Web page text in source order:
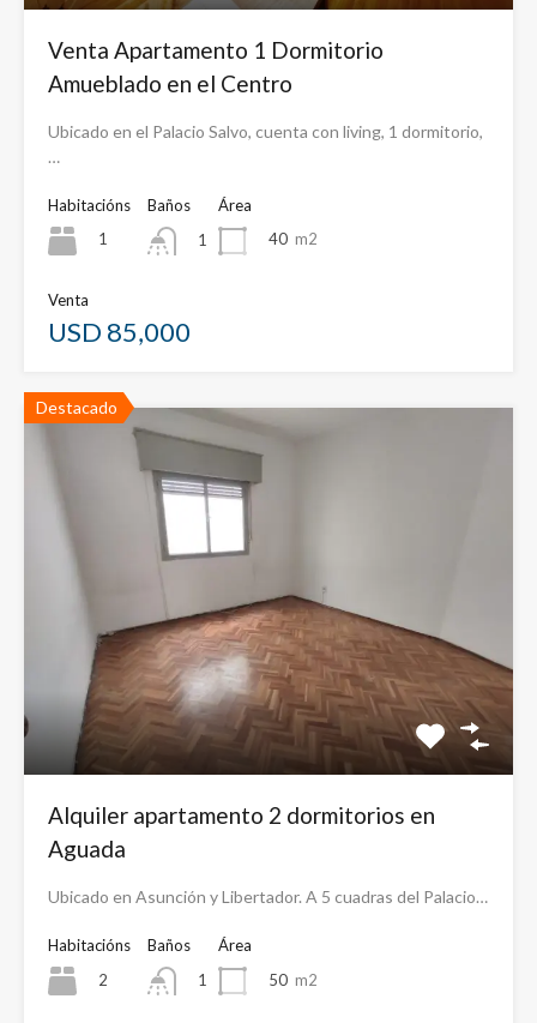
Venta Apartamento 1 Dormitorio
Amueblado en el Centro
Ubicado en el Palacio Salvo, cuenta con living, 1 dormitorio,
…
Habitacións
1
Baños
1
Área
40 m2
Venta
USD 85,000
Destacado
Alquiler apartamento 2 dormitorios en
Aguada
Ubicado en Asunción y Libertador. A 5 cuadras del Palacio…
Habitacións
2
Baños
1
Área
50 m2